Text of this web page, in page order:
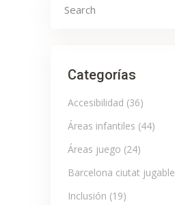
Categorías
Accesibilidad (36)
Áreas infantiles (44)
Áreas juego (24)
Barcelona ciutat jugable
Inclusión (19)